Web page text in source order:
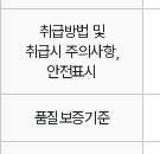
취급방법 및
취급시 주의사항,
안전표시
품질보증기준